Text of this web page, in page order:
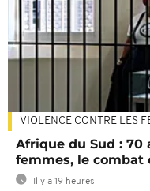
VIOLENCE CONTRE LES
Afrique du Sud : 70
femmes, le combat
Il y a 19 heures